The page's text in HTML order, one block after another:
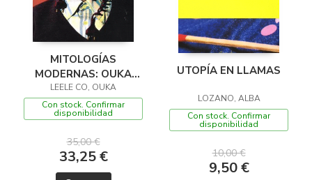
MITOLOGÍAS
MODERNAS: OUKA
LEELE & CO
LEELE CO, OUKA
Con stock. Confirmar
disponibilidad
35,00 €
33,25 €
UTOPÍA EN LLAMAS
LOZANO, ALBA
Con stock. Confirmar
disponibilidad
10,00 €
9,50 €